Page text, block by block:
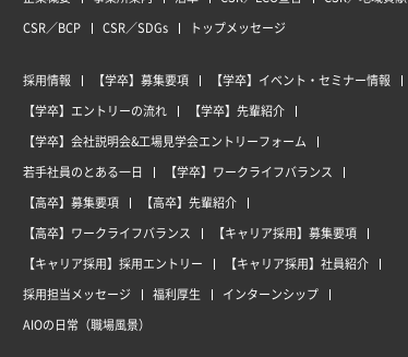
CSR／BCP
CSR／SDGs トップメッセージ
採用情報 【学卒】募集要項
【学卒】イベント・セミナー情報
【学卒】エントリーの流れ
【学卒】先輩紹介
【学卒】会社説明会&工場見学会エントリーフォーム
若手社員のとある一日
【学卒】ワークライフバランス
【高卒】募集要項
【高卒】先輩紹介
【高卒】ワークライフバランス
【キャリア採用】募集要項
【キャリア採用】採用エントリー
【キャリア採用】社員紹介
採用担当メッセージ
福利厚生
インターンシップ
AIOの日常（職場風景）